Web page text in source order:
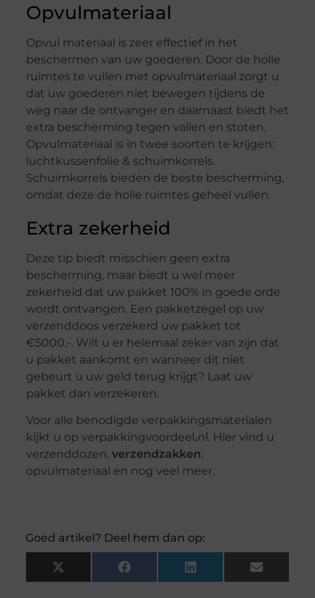
Opvulmateriaal
Opvul materiaal is zeer effectief in het
beschermen van uw goederen. Door de holle
ruimtes te vullen met opvulmateriaal zorgt u
dat uw goederen niet bewegen tijdens de
weg naar de ontvanger en daarnaast biedt het
extra bescherming tegen vallen en stoten.
Opvulmateriaal is in twee soorten te krijgen:
luchtkussenfolie & schuimkorrels.
Schuimkorrels bieden de beste bescherming,
omdat deze de holle ruimtes geheel vullen.
Extra zekerheid
Deze tip biedt misschien geen extra
bescherming, maar biedt u wel meer
zekerheid dat uw pakket 100% in goede orde
wordt ontvangen. Een pakketzegel op uw
verzenddoos verzekerd uw pakket tot
€5000,-. Wilt u er helemaal zeker van zijn dat
u pakket aankomt en wanneer dit niet
gebeurt u uw geld terug krijgt? Laat uw
pakket dan verzekeren.
Voor alle benodigde verpakkingsmaterialen
kijkt u op verpakkingvoordeel .nl . Hier vind u
verzenddozen, verzendzakken,
opvulmateriaal en nog veel meer.
Goed artikel? Deel hem dan op:
X
(Twitter)
Facebook LinkedIn Email